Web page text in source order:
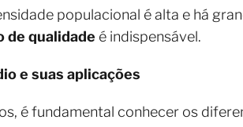
populacional é alta e há
de qualidade é indispensável.
e suas aplicações
é fundamental conhecer os